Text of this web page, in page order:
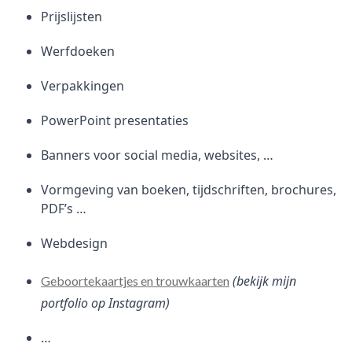
Prijslijsten
Werfdoeken
Verpakkingen
PowerPoint presentaties
Banners voor social media, websites, …
Vormgeving van boeken, tijdschriften, brochures,
PDF’s …
Webdesign
Geboortekaartjes en trouwkaarten (bekijk mijn
portfolio op Instagram)
…